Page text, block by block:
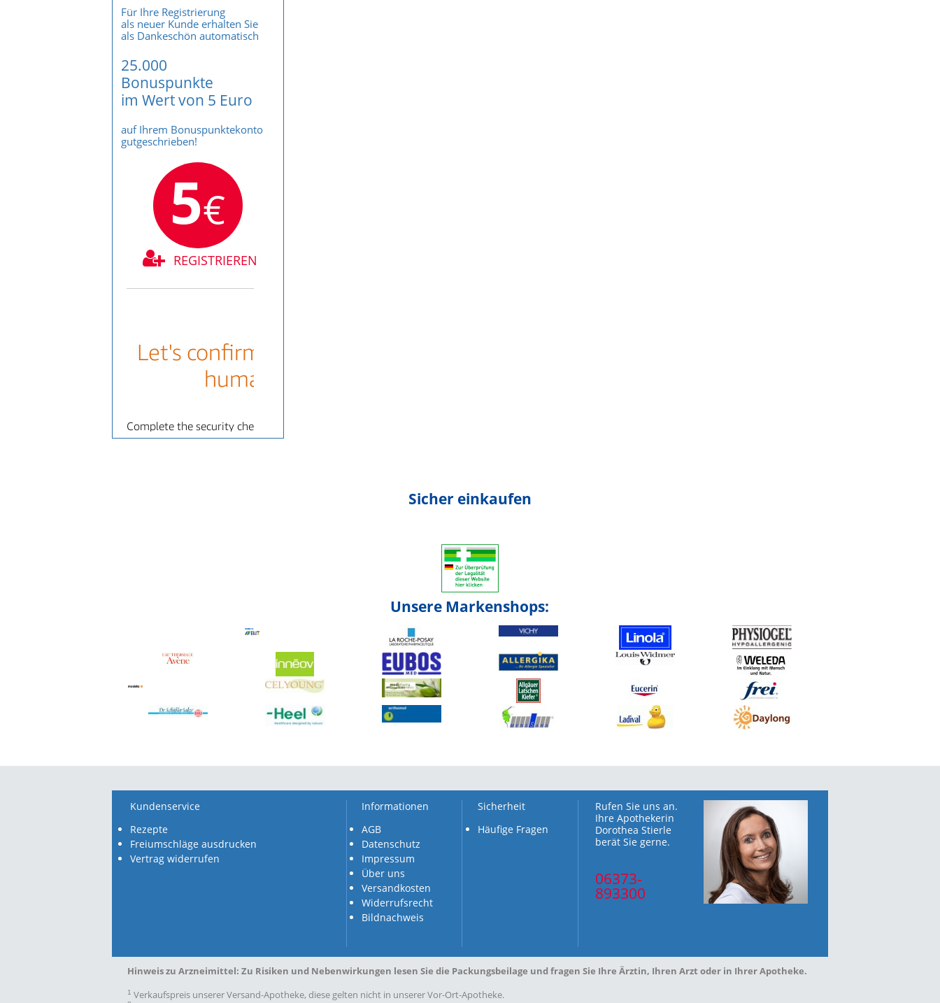
Für Ihre Registrierung
als neuer Kunde erhalten Sie
als Dankeschön automatisch
25.000
Bonuspunkte
im Wert von 5 Euro
auf Ihrem Bonuspunktekonto
gutgeschrieben!
5€
REGISTRIEREN
Sicher einkaufen
Unsere Markenshops:
Kundenservice
Rezepte
Freiumschläge ausdrucken
Vertrag widerrufen
Informationen
AGB
Datenschutz
Impressum
Über uns
Versandkosten
Widerrufsrecht
Bildnachweis
Sicherheit
Häufige Fragen
Rufen Sie uns an.
Ihre Apothekerin
Dorothea Stierle
berät Sie gerne.
06373-
893300
Hinweis zu Arzneimittel: Zu Risiken und Nebenwirkungen lesen Sie die Packungsbeilage und fragen Sie Ihre Ärztin, Ihren Arzt oder in Ihrer Apotheke.
1 Verkaufspreis unserer Versand-Apotheke, diese gelten nicht in unserer Vor-Ort-Apotheke.